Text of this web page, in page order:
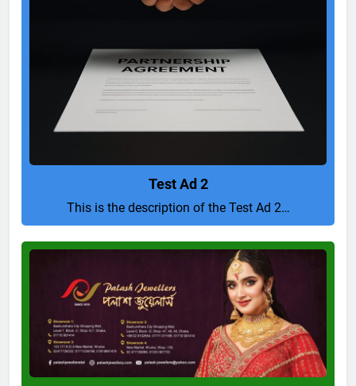
Test Ad 2
This is the description of the Test Ad 2…